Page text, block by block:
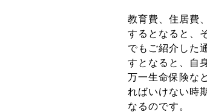
教育費、住居費
するとなると、
でもご紹介した
すとなると、自
万一生命保険な
ればいけない時
なるのです。